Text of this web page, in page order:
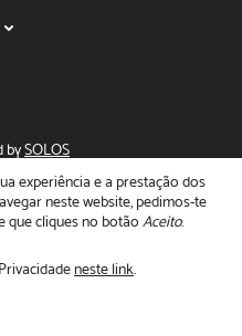
experiência e a prestação dos
neste website, pedimos-te
que cliques no botão Aceito.
neste link
bySOLOS